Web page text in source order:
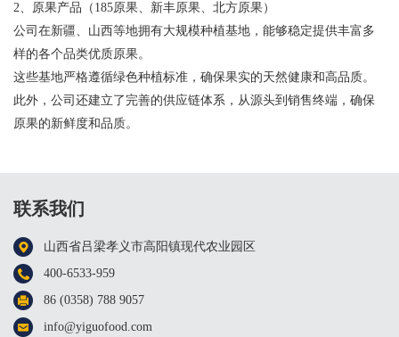
2、原果产品（185原果、新丰原果、北方原果）
公司在新疆、山西等地拥有大规模种植基地，能够稳定提供丰富多
样的各个品类优质原果。
这些基地严格遵循绿色种植标准，确保果实的天然健康和高品质。
此外，公司还建立了完善的供应链体系，从源头到销售终端，确保
原果的新鲜度和品质。
联系我们
山西省吕梁孝义市高阳镇现代农业园区
400-6533-959
86 (0358) 788 9057
info@yiguofood.com